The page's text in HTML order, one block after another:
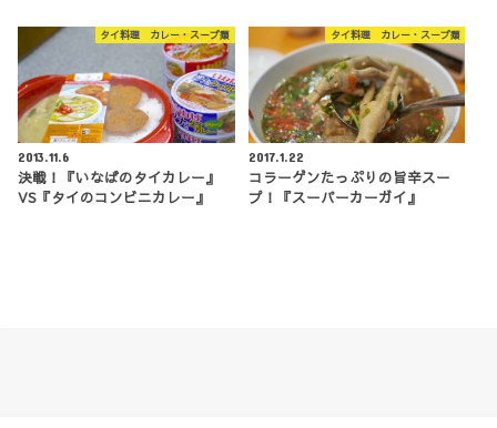
タイ料理 カレー・スープ類
2013.11.6
決戦！『いなばのタイカレー』
VS『タイのコンビニカレー』
タイ料理 カレー・スープ類
2017.1.22
コラーゲンたっぷりの旨辛スー
プ！『スーパーカーガイ』